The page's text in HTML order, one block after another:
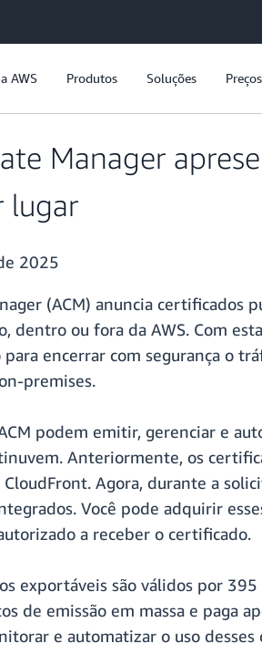
AWS Produtos Soluções Preços
Manager
lugar
2025
(ACM) anuncia
dentro ou fora da AWS. Com
encerrar com segurança o
premises.
podem emitir, gerenciar e
Anteriormente, os
CloudFront. Agora, durante a
Você pode adquirir
a receber o certificado.
exportáveis são válidos por
de emissão em massa e paga
e automatizar o uso